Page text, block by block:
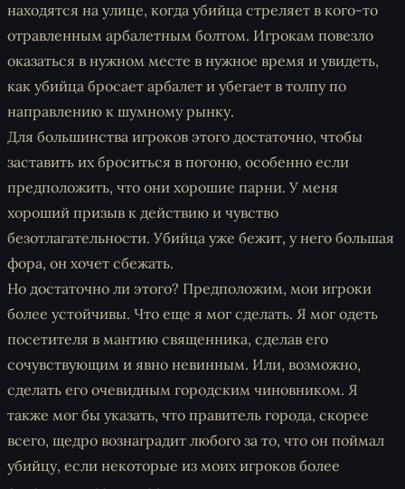
находятся на улице, когда убийца стреляет в кого-то
отравленным арбалетным болтом. Игрокам повезло
оказаться в нужном месте в нужное время и увидеть,
как убийца бросает арбалет и убегает в толпу по
направлению к шумному рынку.
Для большинства игроков этого достаточно, чтобы
заставить их броситься в погоню, особенно если
предположить, что они хорошие парни. У меня
хороший призыв к действию и чувство
безотлагательности. Убийца уже бежит, у него большая
фора, он хочет сбежать.
Но достаточно ли этого? Предположим, мои игроки
более устойчивы. Что еще я мог сделать. Я мог одеть
посетителя в мантию священника, сделав его
сочувствующим и явно невинным. Или, возможно,
сделать его очевидным городским чиновником. Я
также мог бы указать, что правитель города, скорее
всего, щедро вознаградит любого за то, что он поймал
убийцу, если некоторые из моих игроков более